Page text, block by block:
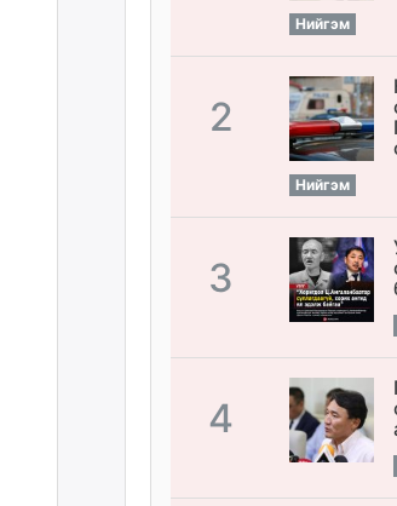
Нийгэм
2
Нийгэм
3
4